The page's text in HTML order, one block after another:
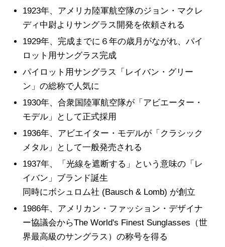
1923年、アメリカ陸軍航空隊のジョン・マクレ
ディ中尉よりサングラス開発を依頼される
1929年、完成までに６年の歳月がながれ、パイ
ロット用サングラス完成
パイロット用サングラス「レイバン・グリー
ン」の総称で人気に
1930年、合衆国陸軍航空隊が「アビエーター・
モデル」として正式採用
1936年、アビエイター・モデルが「クラシック
メタル」として一般発売される
1937年、「光線を遮断する」という意味の「レ
イバン」ブランド誕生
同時にボシュロム社 (Bausch & Lomb) が創立
1986年、アメリカン・ファッション・デザイナ
ー協議会からThe World's Finest Sunglasses（世
界最高級のサングラス）の称号を得る